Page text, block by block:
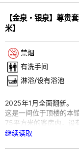
Pr
e
o
u
s
【金泉・银泉】尊
米】
禁烟
有洗手间
淋浴/设有浴池
2025年1月全面翻新。
这是一间位于顶楼的本
75平方米的客房内，设
厅，
继续读取